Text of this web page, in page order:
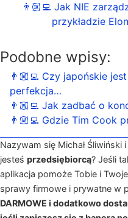
👨🏼‍💻 Jak NIE
przykładzie
Podobne wpisy:
👨🏼‍💻 Czy japońskie
perfekcja…
👨🏼‍💻 Jak zadbać o
👨🏼‍💻 Gdzie Tim Cook
Nazywam się Michał Śliwiński
jesteś przedsiębiorcą? Jeśli
aplikacja pomoże Tobie i
sprawy firmowe i prywatne w
DARMOWE i dodatkowo